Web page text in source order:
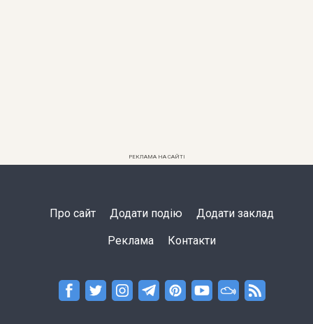
РЕКЛАМА НА САЙТІ
Про сайт Додати подію Додати заклад
Реклама Контакти